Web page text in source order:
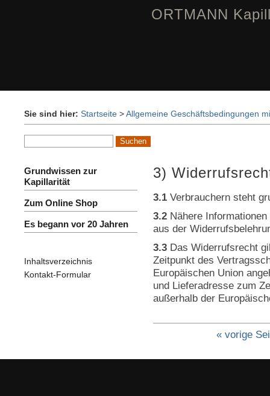
ORTMANN
Sie sind hier: Startseite >Allgemeine Geschäftsbedingungen
Grundwissen zur
Kapillarität
Zum Online Shop
Es begann vor 20 Jahren
Inhaltsverzeichnis
Kontakt-Formular
3)
3.1 Verbrauchern steht
3.2 Nähere
aus der
3.3 Das Widerrufsrecht
Zeitpunkt des
Europäischen Union
und Lieferadresse zum
außerhalb der
« vorige